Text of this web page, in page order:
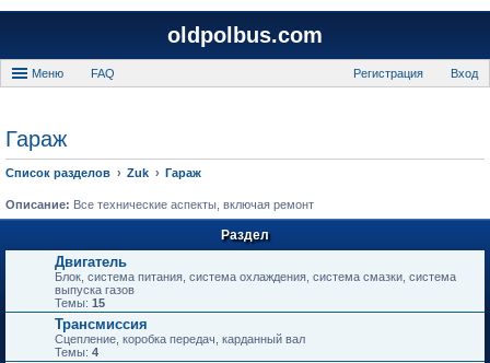
oldpolbus.com
Меню FAQ Вход
Регистрация
Гараж
Список разделов Zuk Гараж
Описание: Все технические аспекты, включая ремонт
Раздел
Двигатель
Блок, система питания, система охлаждения, система смазки, система
выпуска газов
Темы: 15
Трансмиссия
Сцепление, коробка передач, карданный вал
Темы: 4